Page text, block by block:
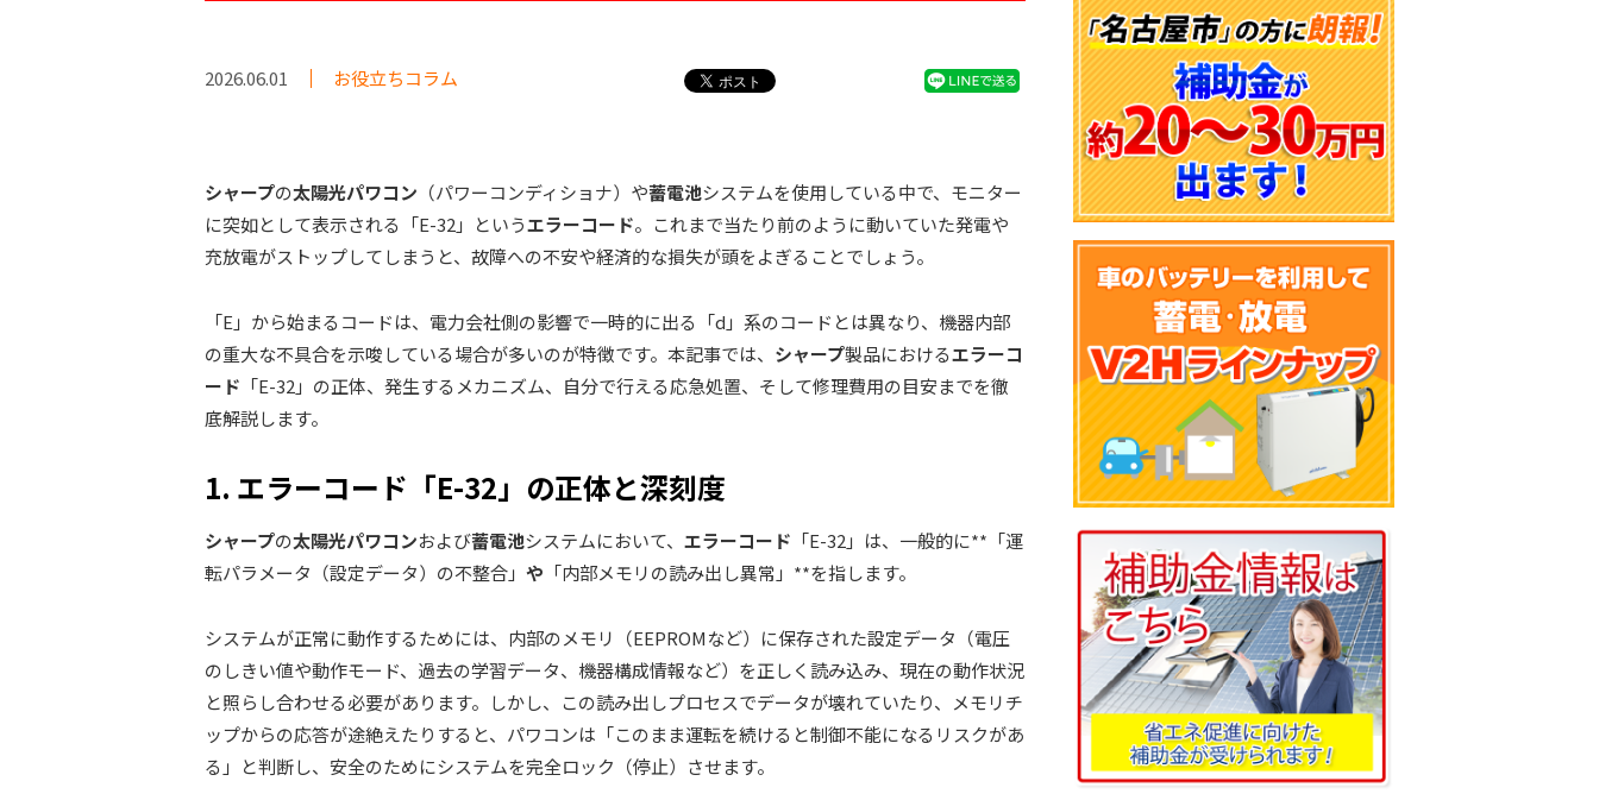
2026.06.01 お役立ちコラム
シャープの太陽光パワコン （パワーコンディショナ）や蓄電池システムを使用している中で、モニター
に突如として表示される「E-32」というエラーコード。これまで当たり前のように動いていた発電や
充放電がストップしてしまうと、故障への不安や経済的な損失が頭をよぎることでしょう。
「E」から始まるコードは、電力会社側の影響で一時的に出る「d」系のコードとは異なり、機器内部
の重大な不具合を示唆している場合が多いのが特徴です。本記事では、 シャープ製品におけるエラーコ
ード 「E-32」の正体、発生するメカニズム、自分で行える応急処置、そして修理費用の目安までを徹
底解説します。
1. エラーコード「E-32」の正体と深刻度
シャープの太陽光パワコンおよび蓄電池システムにおいて、 エラーコード 「E-32」は、一般的に**「運
転パラメータ（設定データ）の不整合」 や 「内部メモリの読み出し異常」**を指します。
システムが正常に動作するためには、内部のメモリ（EEPROMなど）に保存された設定データ（電圧
のしきい値や動作モード、過去の学習データ、機器構成情報など）を正しく読み込み、現在の動作状況
と照らし合わせる必要があります。しかし、この読み出しプロセスでデータが壊れていたり、メモリチ
ップからの応答が途絶えたりすると、パワコンは「このまま運転を続けると制御不能になるリスクがあ
る」と判断し、安全のためにシステムを完全ロック（停止）させます。